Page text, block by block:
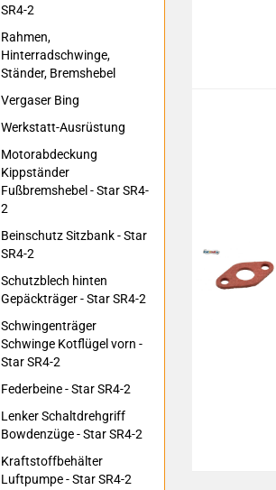
SR4-2
Rahmen,
Hinterradschwinge,
Ständer, Bremshebel
Vergaser Bing
Werkstatt-Ausrüstung
Motorabdeckung
Kippständer
Fußbremshebel - Star SR4-
2
Beinschutz Sitzbank - Star
SR4-2
Schutzblech hinten
Gepäckträger - Star SR4-2
Schwingenträger
Schwinge Kotflügel vorn -
Star SR4-2
Federbeine - Star SR4-2
Lenker Schaltdrehgriff
Bowdenzüge - Star SR4-2
Kraftstoffbehälter
Luftpumpe - Star SR4-2